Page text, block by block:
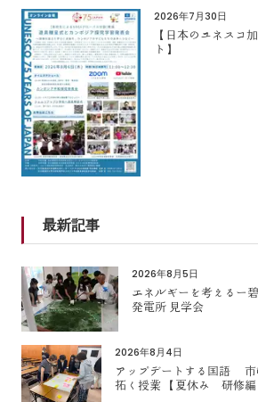
2026年7月30日
【日本のユネスコ
ト】
最新記事
2026年8月5日
エネルギーを考えるー
発電所 見学会
2026年8月4日
アップデートする国語 市
拓く授業 【夏休み 研修編